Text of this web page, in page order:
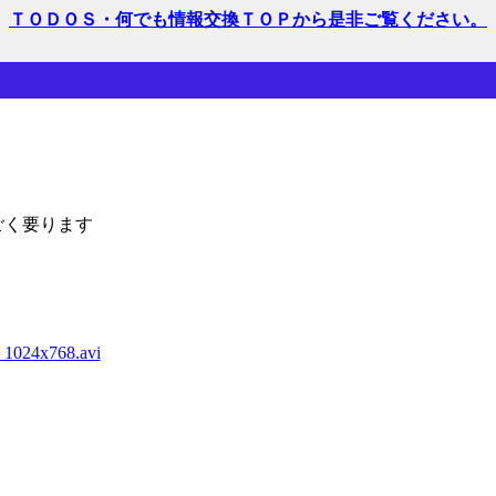
ＴＯＤＯＳ・何でも情報交換ＴＯＰから是非ご覧ください。
要ります